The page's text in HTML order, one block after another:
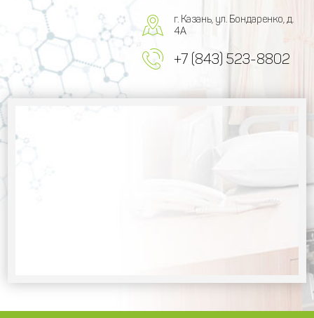
г. Казань, ул. Бондаренко, д.
4А
+7 (843) 523-8802